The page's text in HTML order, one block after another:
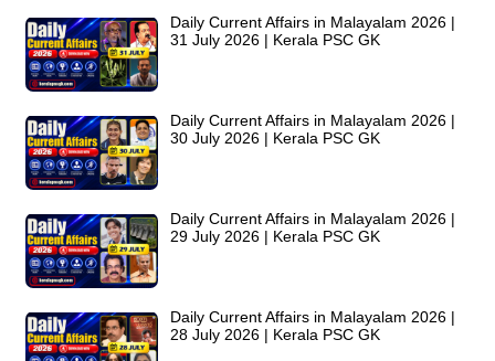
Daily Current Affairs in Malayalam 2026 |
31 July 2026 | Kerala PSC GK
Daily Current Affairs in Malayalam 2026 |
30 July 2026 | Kerala PSC GK
Daily Current Affairs in Malayalam 2026 |
29 July 2026 | Kerala PSC GK
Daily Current Affairs in Malayalam 2026 |
28 July 2026 | Kerala PSC GK